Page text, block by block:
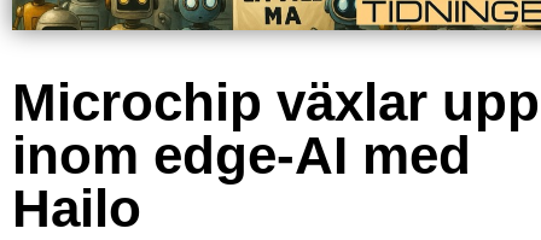
Microchip växlar upp
inom edge-AI med
Hailo